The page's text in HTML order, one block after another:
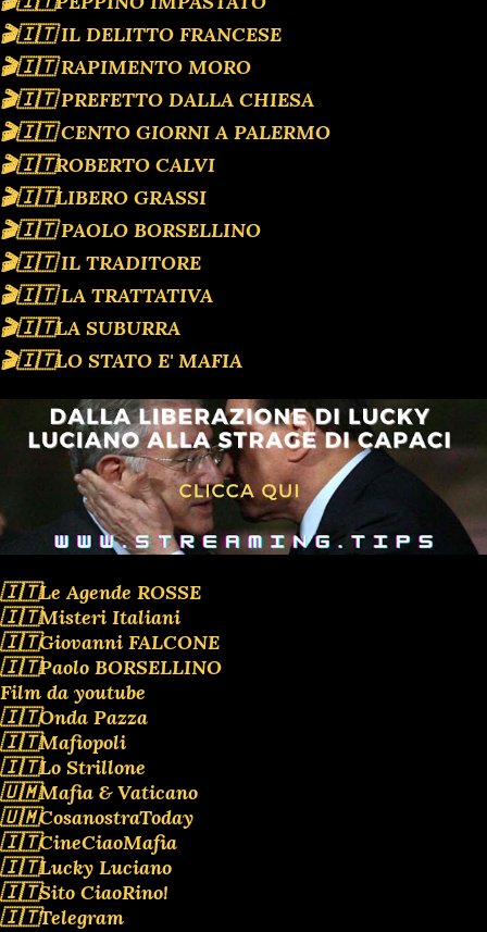
🎬🇮🇹 IL DELITTO FRANCESE
🎬🇮🇹 RAPIMENTO MORO
🎬🇮🇹 PREFETTO DALLA CHIESA
🎬🇮🇹 CENTO GIORNI A PALERMO
🎬🇮🇹ROBERTO CALVI
🎬🇮🇹LIBERO GRASSI
🎬🇮🇹 PAOLO BORSELLINO
🎬🇮🇹 IL TRADITORE
🎬🇮🇹 LA TRATTATIVA
🎬🇮🇹LA SUBURRA
🎬🇮🇹LO STATO E' MAFIA
🇮🇹Le Agende ROSSE
🇮🇹Misteri Italiani
🇮🇹Giovanni FALCONE
🇮🇹Paolo BORSELLINO
Film da youtube
🇮🇹Onda Pazza
🇮🇹Mafiopoli
🇮🇹Lo Strillone
🇺🇲Mafia & Vaticano
🇺🇲CosanostraToday
🇮🇹CineCiaoMafia
🇮🇹Lucky Luciano
🇮🇹Sito CiaoRino!
🇮🇹Telegram